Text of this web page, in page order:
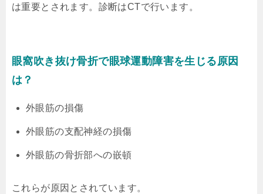
は重要とされます。診断はCTで行います。
眼窩吹き抜け骨折で眼球運動障害を生じる原因
は？
外眼筋の損傷
外眼筋の支配神経の損傷
外眼筋の骨折部への嵌頓
これらが原因とされています。